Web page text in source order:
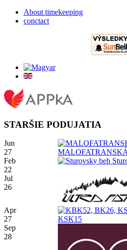
About timekeeping
conctact
STARŠIE PODUJATIA
Jun
27
Feb
22
Jul
26
Apr
27
KSK15
Sep
28